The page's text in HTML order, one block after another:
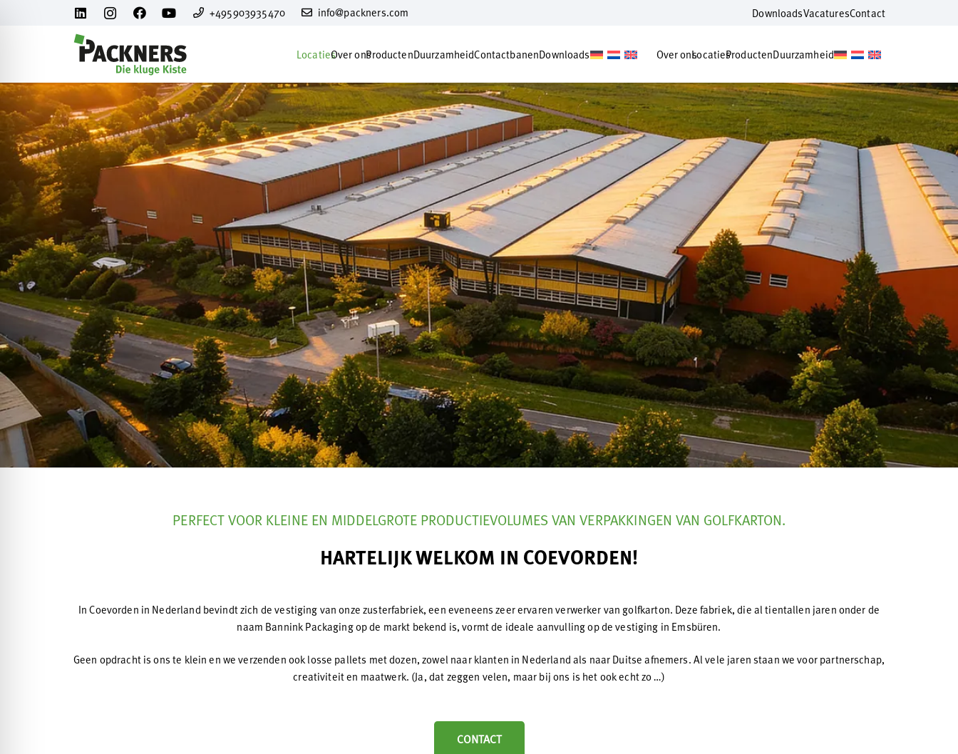
+495903935470 info@packners.com DownloadsVacaturesContact
LocatiesOver onsProductenDuurzamheidContactbanenDownloads Over onsLocatiesProductenDuurzamheid
PERFECT VOOR KLEINE EN MIDDELGROTE PRODUCTIEVOLUMES VAN VERPAKKINGEN VAN GOLFKARTON.
HARTELIJK WELKOM IN COEVORDEN!
In Coevorden in Nederland bevindt zich de vestiging van onze zusterfabriek, een eveneens zeer ervaren verwerker van golfkarton. Deze fabriek, die al tientallen jaren onder de
naam Bannink Packaging op de markt bekend is, vormt de ideale aanvulling op de vestiging in Emsbüren.
Geen opdracht is ons te klein en we verzenden ook losse pallets met dozen, zowel naar klanten in Nederland als naar Duitse afnemers. Al vele jaren staan we voor partnerschap,
creativiteit en maatwerk. (Ja, dat zeggen velen, maar bij ons is het ook echt zo …)
CONTACT